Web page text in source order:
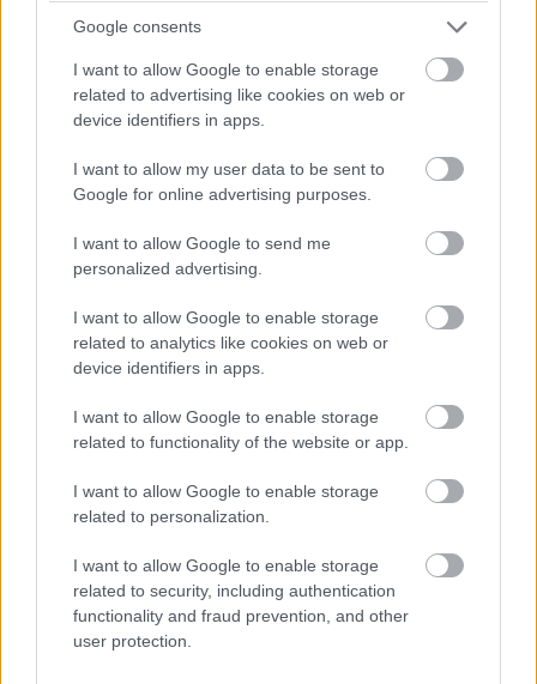
Google consents
I want to allow Google to enable storage
related to advertising like cookies on web or
device identifiers in apps.
I want to allow my user data to be sent to
Google for online advertising purposes.
I want to allow Google to send me
personalized advertising.
I want to allow Google to enable storage
related to analytics like cookies on web or
device identifiers in apps.
I want to allow Google to enable storage
related to functionality of the website or app.
I want to allow Google to enable storage
related to personalization.
I want to allow Google to enable storage
related to security, including authentication
functionality and fraud prevention, and other
user protection.